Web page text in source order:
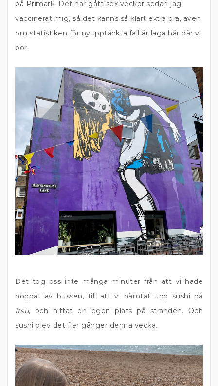
på Primark. Det har gått sex veckor sedan jag
vaccinerat mig, så det känns så klart extra bra, även
om statistiken för nyupptäckta fall är låga här där vi
bor.
Det tog oss inte många minuter från att vi hade
hoppat av bussen, till att vi hämtat upp sushi på
Itsu, och hittat en egen plats på stranden. Och
sushi blev det fler gånger denna vecka.